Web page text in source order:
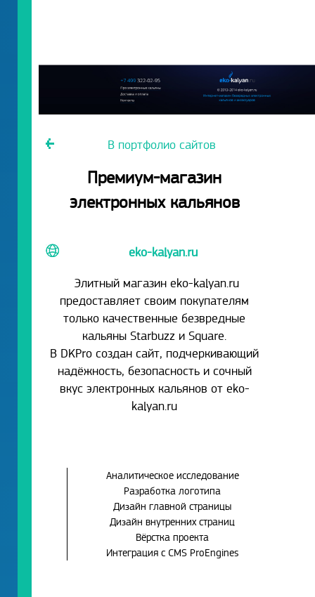
В портфолио сайтов
Премиум-магазин
электронных кальянов
eko-kalyan.ru
Элитный магазин eko-kalyan.ru
предоставляет своим покупателям
только качественные безвредные
кальяны Starbuzz и Square.
В DKPro создан сайт, подчеркивающий
надёжность, безопасность и сочный
вкус электронных кальянов от eko-
kalyan.ru
Аналитическое исследование
Разработка логотипа
Дизайн главной страницы
Дизайн внутренних страниц
Вёрстка проекта
Интеграция с CMS ProEngines